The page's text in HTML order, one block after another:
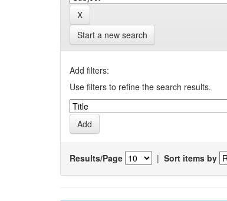
Start a new search
Add filters:
Use filters to refine the search results.
Results/Page | Sort items by